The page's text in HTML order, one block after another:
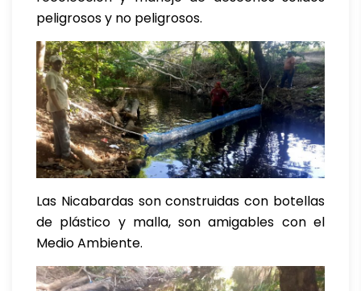
peligrosos y no peligrosos.
Las Nicabardas son construidas con botellas
de plástico y malla, son amigables con el
Medio Ambiente.